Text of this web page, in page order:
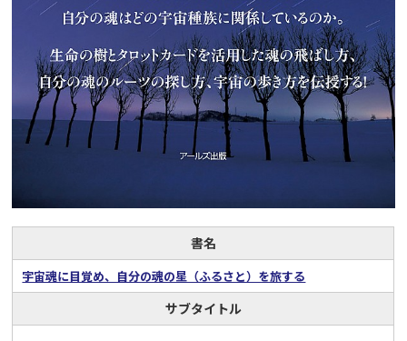
書名
宇宙魂に目覚め、自分の魂の星（ふるさと）を旅する
サブタイトル